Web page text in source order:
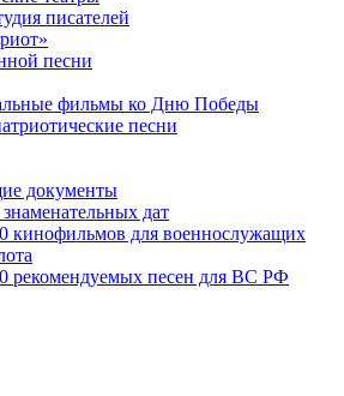
писателей
песни
фильмы ко Дню Победы
песни
документы
дат
кинофильмов для военнослужащих
рекомендуемых песен для ВС РФ